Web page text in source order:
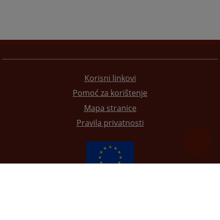
Korisni linkovi
Pomoć za korištenje
Mapa stranice
Pravila privatnosti